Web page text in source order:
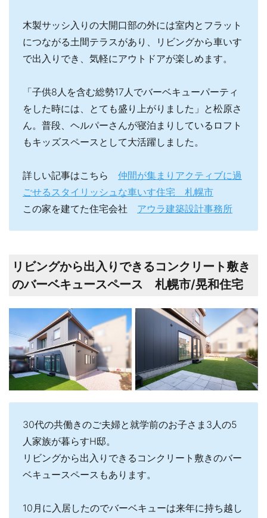
木製サッシ入りの大開口部の外には室内とフラット
につながる土間テラスがあり、リビングから車いす
で出入りでき、気軽にアウトドアが楽しめます。
「子供8人を含む総勢17人でバーベキューパーティ
をした時には、とても盛り上がりました」と松原さ
ん。普段、ヘルパーさんが寝泊まりしているロフト
もキッズスペースとして大活躍しました。
詳しい記事はこちら 仲間が集まりアクティブに過
ごせるスタイリッシュな車いす住宅 札幌市
この家を建てた住宅会社 アウラ建築設計事務所
リビングから出入りできるコンクリート敷き
のバーベキュースペース 札幌市/晃和住宅
30代の共働きのご夫婦と就学前のお子さま3人の5
人家族が暮らすH邸。
リビングから出入りできるコンクリート敷きのバー
ベキュースペースもあります。
10月に入居したのでバーベキューは来年に持ち越し